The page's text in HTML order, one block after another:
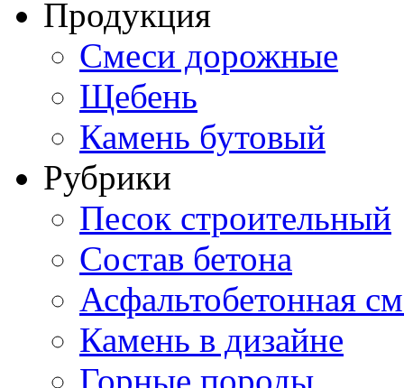
Продукция
Смеси дорожные
Щебень
Камень бутовый
Рубрики
Песок строительный
Состав бетона
Асфальтобетонная
Камень в дизайне